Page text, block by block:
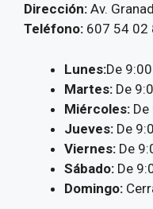
Dirección: Av.
Teléfono: 607 54 02
Lunes:De
Martes: De
Miércoles:
Jueves: De
Viernes: De
Sábado: De
Domingo: